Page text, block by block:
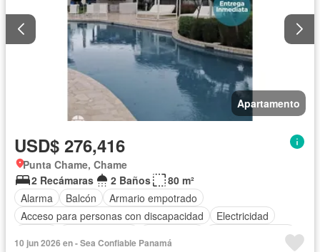
Apartamento
USD$ 276,416
Punta Chame, Chame
2 Recámaras
2 Baños
80 m²
Alarma
Balcón
Armario empotrado
Acceso para personas con discapacidad
Electricidad
Vista panorámica
10 jun 2026 en - Sea Confiable Panamá